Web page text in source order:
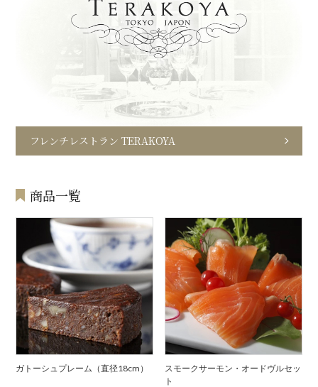
フレンチレストラン TERAKOYA
商品一覧
ガトーシュプレーム（直径18cm）
スモークサーモン・オードヴルセッ
ト